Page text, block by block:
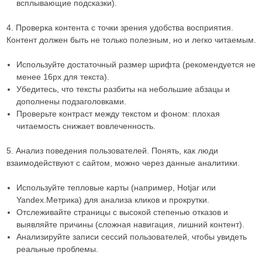
всплывающие подсказки).
4. Проверка контента с точки зрения удобства восприятия.
Контент должен быть не только полезным, но и легко читаемым.
Используйте достаточный размер шрифта (рекомендуется не
менее 16px для текста).
Убедитесь, что тексты разбиты на небольшие абзацы и
дополнены подзаголовками.
Проверьте контраст между текстом и фоном: плохая
читаемость снижает вовлеченность.
5. Анализ поведения пользователей. Понять, как люди
взаимодействуют с сайтом, можно через данные аналитики.
Используйте тепловые карты (например, Hotjar или
Yandex.Метрика) для анализа кликов и прокрутки.
Отслеживайте страницы с высокой степенью отказов и
выявляйте причины (сложная навигация, лишний контент).
Анализируйте записи сессий пользователей, чтобы увидеть
реальные проблемы.